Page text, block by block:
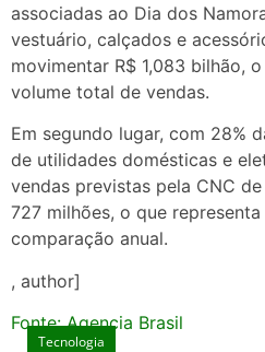
associadas ao Dia dos
vestuário, calçados e
movimentar R$ 1,083 bilhão,
volume total de vendas.
Em segundo lugar, com 28%
de utilidades domésticas e
vendas previstas pela CNC
727 milhões, o que
comparação anual.
, author]
Fonte: Agencia Brasil
Tecnologia
Tecnologia